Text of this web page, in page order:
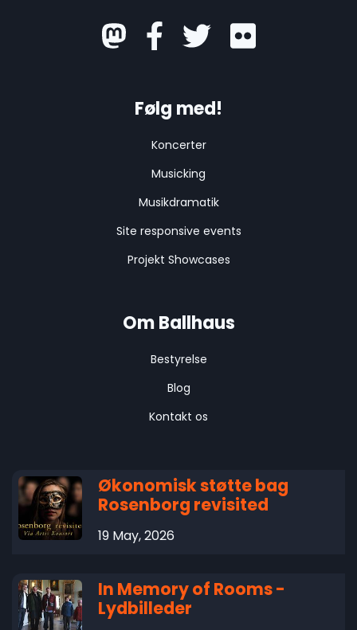
mastodon
Følg med!
Koncerter
Musicking
Musikdramatik
Site responsive events
Projekt Showcases
Om Ballhaus
Bestyrelse
Blog
Kontakt os
Økonomisk støtte bag
Rosenborg revisited
19 May, 2026
In Memory of Rooms -
Lydbilleder